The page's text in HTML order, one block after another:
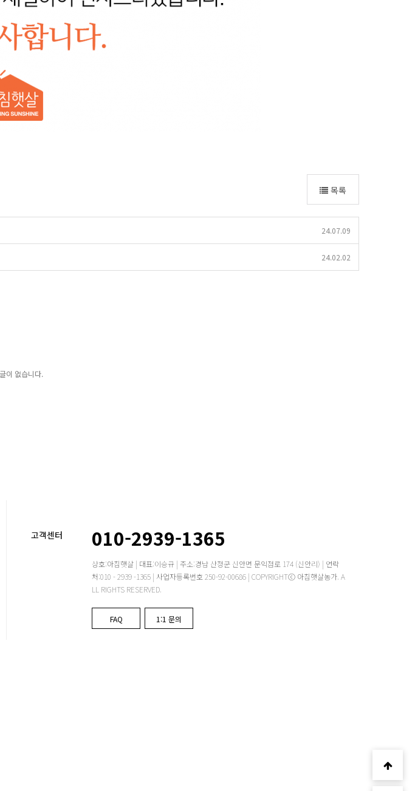
목록
24.07.09
24.02.02
이 없습니다.
고객센터 010-2939-1365
상호:아침햇살 | 대표:이승규 | 주소:경남 산청군 신안면 문익점로 174 (신안리) | 연락
처:010 - 2939 -1365 | 사업자등록번호 250-92-00686 | COPYRIGHTⓒ 아침햇살농가. A
LL RIGHTS RESERVED.
FAQ 1:1 문의